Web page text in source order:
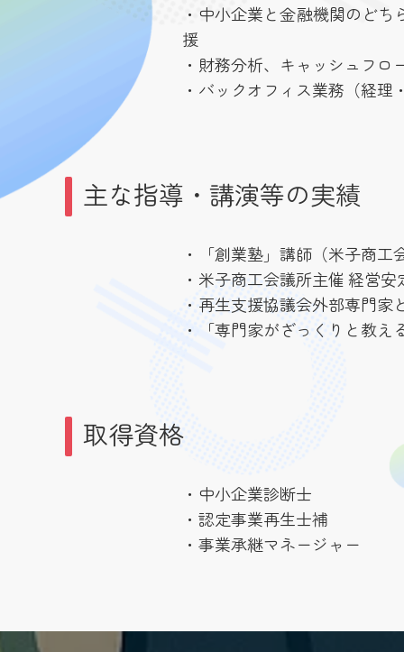
・中小企業と金融機関のど
援
・財務分析、キャッシュフ
・バックオフィス業務（経理
主な指導・講演等の実績
・「創業塾」講師（米子商工
・米子商工会議所主催 経営
・再生支援協議会外部専門
・「専門家がざっくりと教え
取得資格
・中小企業診断士
・認定事業再生士補
・事業承継マネージャー